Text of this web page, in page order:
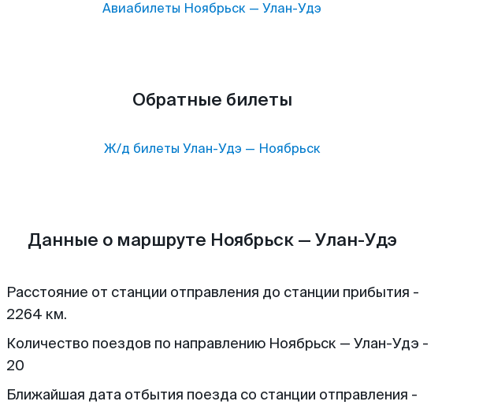
Авиабилеты Ноябрьск — Улан-Удэ
Обратные билеты
Ж/д билеты Улан-Удэ — Ноябрьск
Данные о маршруте Ноябрьск — Улан-Удэ
Расстояние от станции отправления до станции прибытия -
2264 км.
Количество поездов по направлению Ноябрьск — Улан-Удэ -
20
Ближайшая дата отбытия поезда со станции отправления -